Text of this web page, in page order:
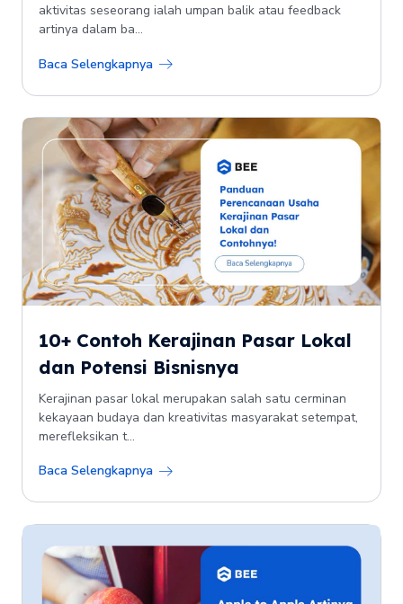
aktivitas seseorang ialah umpan balik atau feedback
artinya dalam ba...
Baca Selengkapnya
10+ Contoh Kerajinan Pasar Lokal
dan Potensi Bisnisnya
Kerajinan pasar lokal merupakan salah satu cerminan
kekayaan budaya dan kreativitas masyarakat setempat,
merefleksikan t...
Baca Selengkapnya